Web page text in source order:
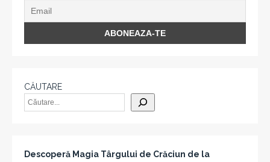
CĂUTARE
Descoperă Magia Târgului de Crăciun de la